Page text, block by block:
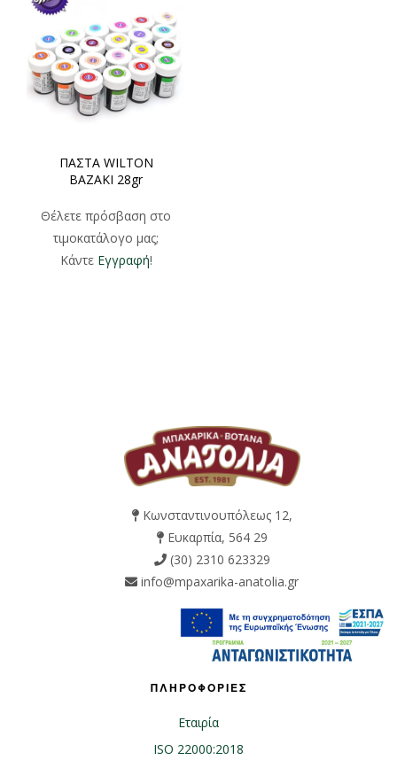
ΠΑΣΤΑ WILTON
ΒΑΖΑΚΙ 28gr
Θέλετε πρόσβαση στο
τιμοκατάλογο μας;
Κάντε Εγγραφή!
Κωνσταντινουπόλεως 12,
Ευκαρπία, 564 29
(30) 2310 623329
info@mpaxarika-anatolia.gr
ΠΛΗΡΟΦΟΡΙΕΣ
Εταιρία
ISO 22000:2018